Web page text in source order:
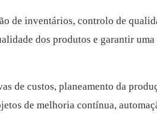
de inventários, controlo de
dos produtos e garantir
de custos, planeamento da
de melhoria contínua,